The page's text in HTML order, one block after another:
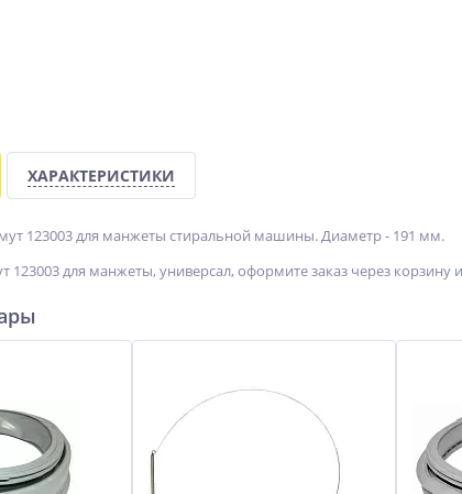
ХАРАКТЕРИСТИКИ
123003 для манжеты стиральной машины. Диаметр - 191 мм.
123003 для манжеты, универсал, оформите заказ через